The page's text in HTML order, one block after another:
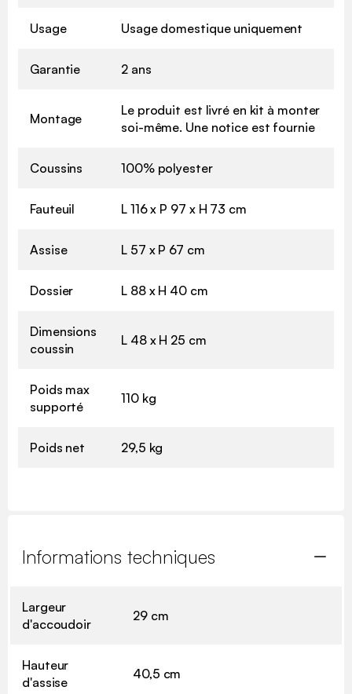
Usage Usage domestique uniquement
Garantie 2 ans
Montage
Le produit est livré en kit à monter
soi-même. Une notice est fournie
Coussins 100% polyester
Fauteuil L 116 x P 97 x H 73 cm
Assise L 57 x P 67 cm
Dossier L 88 x H 40 cm
Dimensions
coussin
L 48 x H 25 cm
Poids max
supporté
110 kg
Poids net 29,5 kg
Informations techniques
Largeur
d'accoudoir
29 cm
Hauteur
d'assise
40,5 cm